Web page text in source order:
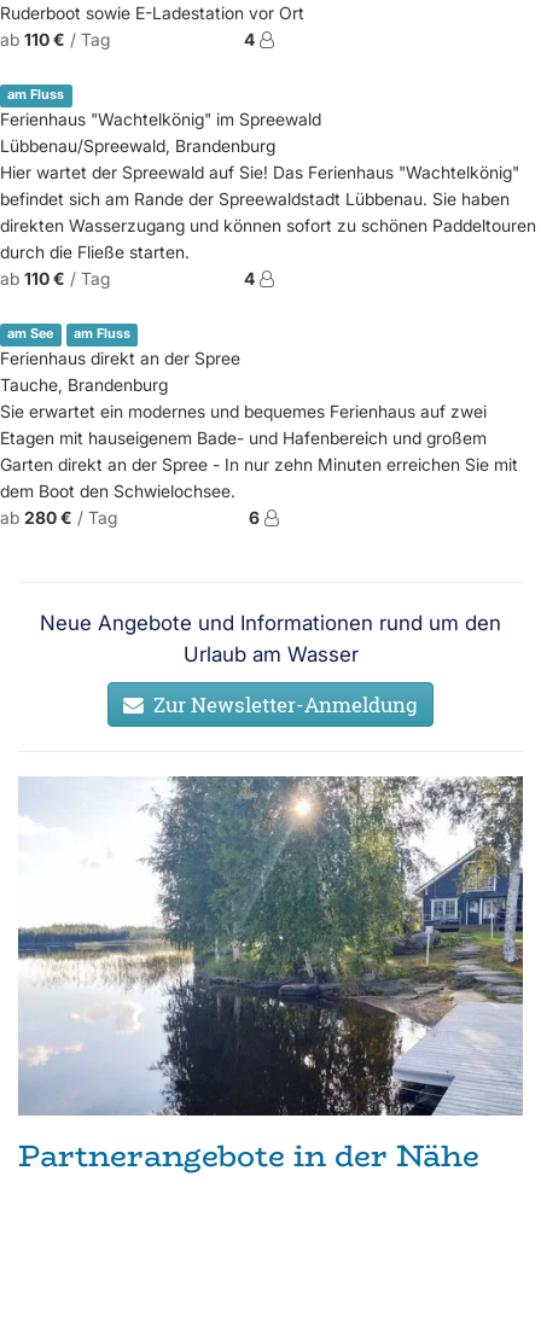
Ruderboot sowie E-Ladestation vor Ort
ab 110 € / Tag 4
am Fluss
Ferienhaus "Wachtelkönig" im Spreewald
Lübbenau/Spreewald, Brandenburg
Hier wartet der Spreewald auf Sie! Das Ferienhaus "Wachtelkönig"
befindet sich am Rande der Spreewaldstadt Lübbenau. Sie haben
direkten Wasserzugang und können sofort zu schönen Paddeltouren
durch die Fließe starten.
ab 110 € / Tag 4
am See am Fluss
Ferienhaus direkt an der Spree
Tauche, Brandenburg
Sie erwartet ein modernes und bequemes Ferienhaus auf zwei
Etagen mit hauseigenem Bade- und Hafenbereich und großem
Garten direkt an der Spree - In nur zehn Minuten erreichen Sie mit
dem Boot den Schwielochsee.
ab 280 € / Tag 6
Neue Angebote und Informationen rund um den
Urlaub am Wasser
Zur Newsletter-Anmeldung
Partnerangebote in der Nähe